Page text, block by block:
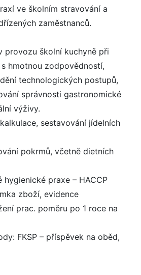
ve školním stravování a
zaměstnanců.
provozu školní kuchyně při
hmotnou zodpovědností,
technologických postupů,
správnosti gastronomické
výživy.
sestavování jídelních
pokrmů, včetně dietních
praxe – HACCP
zboží, evidence
prac. poměru po 1 roce na
FKSP – příspěvek na oběd,